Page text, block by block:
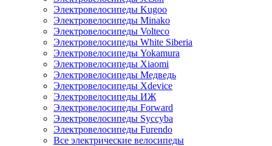
Электровелосипеды Kugoo
Электровелосипеды Minako
Электровелосипеды Volteco
Электровелосипеды White Siberia
Электровелосипеды Yokamura
Электровелосипеды Xiaomi
Электровелосипеды Медведь
Электровелосипеды Xdevice
Электровелосипеды ИЖ
Электровелосипеды Forward
Электровелосипеды Syccyba
Электровелосипеды Furendo
Все электрические велосипеды